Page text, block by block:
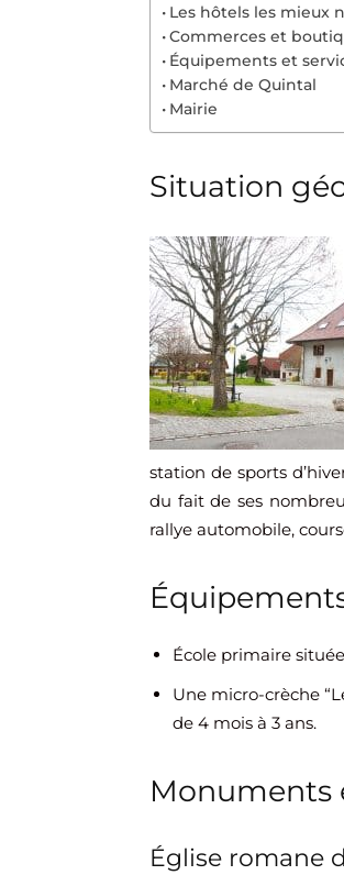
Les hôtels les mieux
Commerces et
Équipements et
Marché de Quintal
Mairie
Situation
station de sports
du fait de ses
rallye automobile,
École primaire
Une micro-crèche
de 4 mois à 3 ans.
Monuments
Église romane